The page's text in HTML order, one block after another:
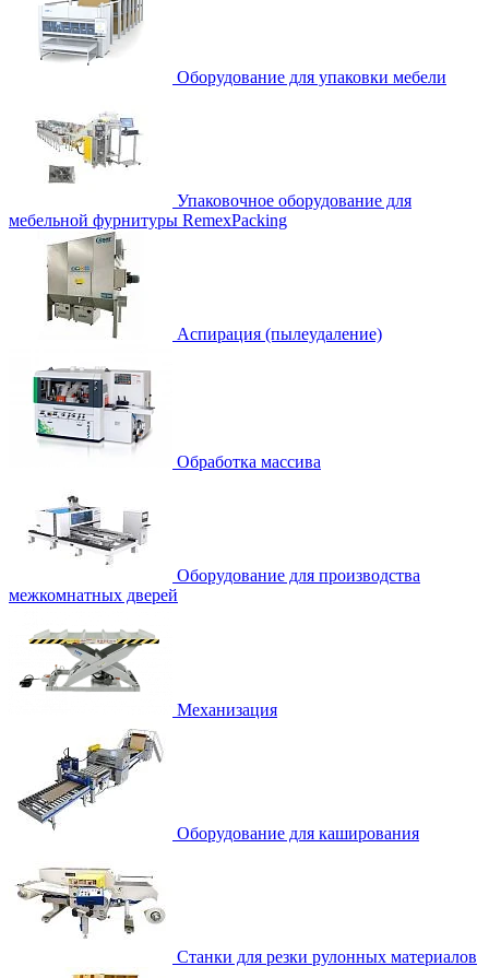
Оборудование для упаковки мебели
Упаковочное оборудование для
мебельной фурнитуры RemexPacking
Аспирация (пылеудаление)
Обработка массива
Оборудование для производства
межкомнатных дверей
Механизация
Оборудование для каширования
Станки для резки рулонных материалов